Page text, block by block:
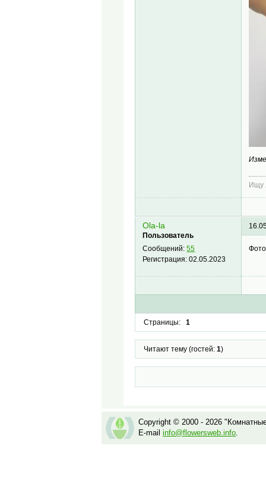
Ищу
Ola-la
Пользователь
Сообщений:55
Регистрация:02.05.2023
Страницы: 1
Читают тему (гостей: 1)
Copyright © 2000 - 2026
E-mail info@flowersweb.info.